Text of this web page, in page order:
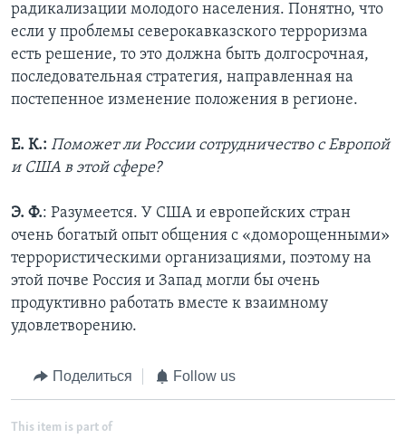
радикализации молодого населения. Понятно, что
если у проблемы северокавказского терроризма
есть решение, то это должна быть долгосрочная,
последовательная стратегия, направленная на
постепенное изменение положения в регионе.
Е. К.: Поможет ли России сотрудничество с Европой
и США в этой сфере?
Э. Ф.: Разумеется. У США и европейских стран
очень богатый опыт общения с «доморощенными»
террористическими организациями, поэтому на
этой почве Россия и Запад могли бы очень
продуктивно работать вместе к взаимному
удовлетворению.
Поделиться Follow us
This item is part of